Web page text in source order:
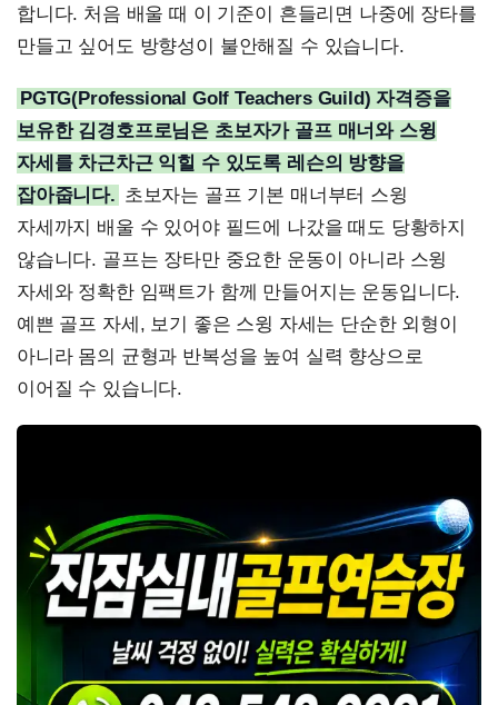
합니다. 처음 배울 때 이 기준이 흔들리면 나중에 장타를
만들고 싶어도 방향성이 불안해질 수 있습니다.
PGTG(Professional Golf Teachers Guild) 자격증을
보유한 김경호프로님은 초보자가 골프 매너와 스윙
자세를 차근차근 익힐 수 있도록 레슨의 방향을
잡아줍니다. 초보자는 골프 기본 매너부터 스윙
자세까지 배울 수 있어야 필드에 나갔을 때도 당황하지
않습니다. 골프는 장타만 중요한 운동이 아니라 스윙
자세와 정확한 임팩트가 함께 만들어지는 운동입니다.
예쁜 골프 자세, 보기 좋은 스윙 자세는 단순한 외형이
아니라 몸의 균형과 반복성을 높여 실력 향상으로
이어질 수 있습니다.